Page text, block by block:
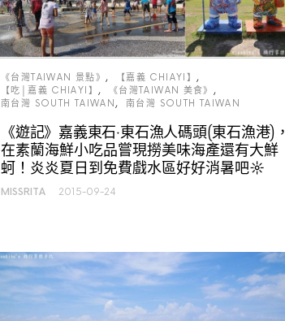
《台灣TAIWAN 景點》
【嘉義 CHIAYI】
【吃│嘉義 CHIAYI】
《台灣TAIWAN 美食》
南台灣 SOUTH TAIWAN
南台灣 SOUTH TAIWAN
《遊記》嘉義東石‧東石漁人碼頭(東石漁港)，
在素蘭海鮮小吃品嘗現撈美味海產還有大鮮
蚵！炎炎夏日到免費戲水區好好消暑吧☼
MISSRITA 2015-09-24